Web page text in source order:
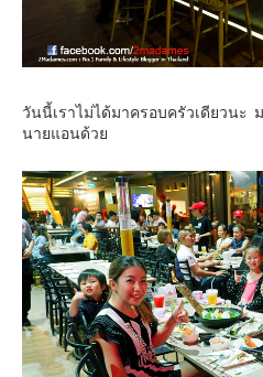
วันนี้เราไม่ได้มาครอบครัวเดียวน
นายแอนด้วย